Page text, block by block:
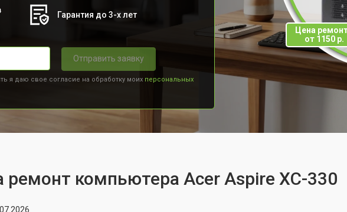
Гарантия до 3-х лет
Отправить заявку
я даю свое согласие на обработку моих персональных
Цена
от 1150 р.
ремонт компьютера Acer Aspire XC-330